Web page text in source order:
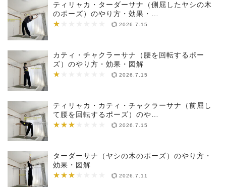
ティリャカ・ターダーサナ（側屈したヤシの木
のポーズ）のやり方・効果・…
★
★★★★★★★ 2026.7.15
カティ・チャクラーサナ（腰を回転するポー
ズ）のやり方・効果・図解
★
★★★★★★★ 2026.7.15
ティリャカ・カティ・チャクラーサナ（前屈し
て腰を回転するポーズ）のや…
★★★
★★★★★★★ 2026.7.15
ターダーサナ（ヤシの木のポーズ）のやり方・
効果・図解
★★★
★★★★★★★ 2026.7.11